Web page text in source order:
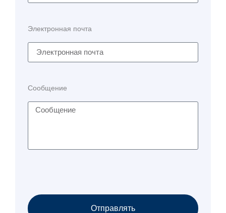
Электронная почта
Сообщение
Отправлять